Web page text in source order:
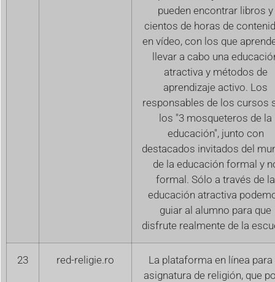
pueden encontrar libros y
cientos de horas de
en vídeo, con los que
llevar a cabo una
atractiva y métodos de
aprendizaje activo. Los
responsables de los cursos
los "3 mosqueteros de la
educación", junto con
destacados invitados del
de la educación formal y
formal. Sólo a través de la
educación atractiva
guiar al alumno para que
disfrute realmente de la
23 red-religie.ro
La plataforma en línea para
asignatura de religión, que